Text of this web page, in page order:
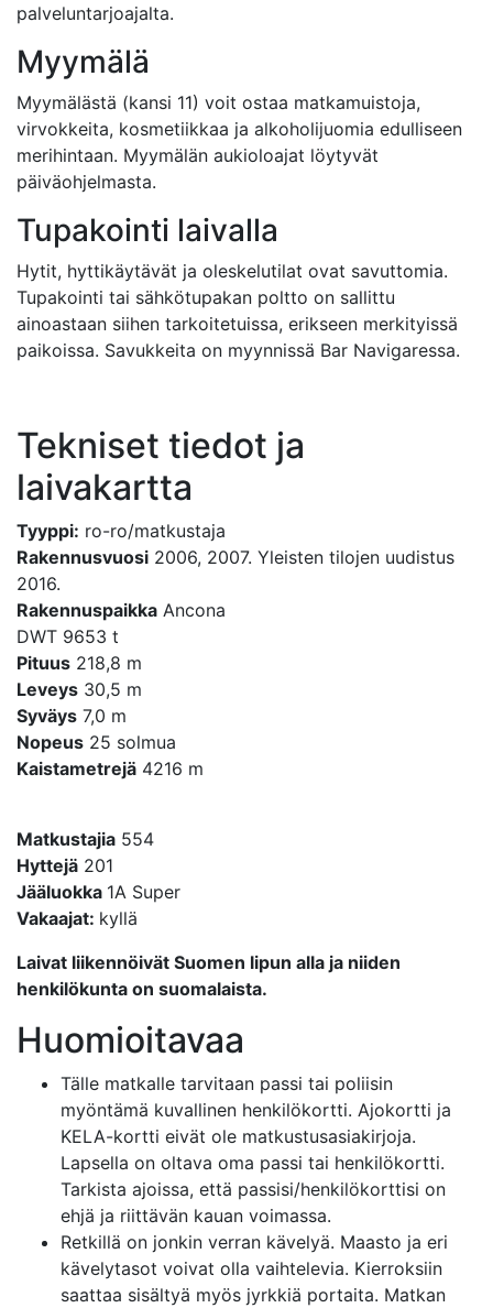
palveluntarjoajalta.
Myymälä
Myymälästä (kansi 11) voit ostaa matkamuistoja,
virvokkeita, kosmetiikkaa ja alkoholijuomia edulliseen
merihintaan. Myymälän aukioloajat löytyvät
päiväohjelmasta.
Tupakointi laivalla
Hytit, hyttikäytävät ja oleskelutilat ovat savuttomia.
Tupakointi tai sähkötupakan poltto on sallittu
ainoastaan siihen tarkoitetuissa, erikseen merkityissä
paikoissa. Savukkeita on myynnissä Bar Navigaressa.
Tekniset tiedot ja
laivakartta
Tyyppi: ro-ro/matkustaja
Rakennusvuosi 2006, 2007. Yleisten tilojen uudistus
2016.
Rakennuspaikka Ancona
DWT 9653 t
Pituus 218,8 m
Leveys 30,5 m
Syväys 7,0 m
Nopeus 25 solmua
Kaistametrejä 4216 m
Matkustajia 554
Hyttejä 201
Jääluokka 1A Super
Vakaajat: kyllä
Laivat liikennöivät Suomen lipun alla ja niiden
henkilökunta on suomalaista.
Huomioitavaa
Tälle matkalle tarvitaan passi tai poliisin
myöntämä kuvallinen henkilökortti. Ajokortti ja
KELA-kortti eivät ole matkustusasiakirjoja.
Lapsella on oltava oma passi tai henkilökortti.
Tarkista ajoissa, että passisi/henkilökorttisi on
ehjä ja riittävän kauan voimassa.
Retkillä on jonkin verran kävelyä. Maasto ja eri
kävelytasot voivat olla vaihtelevia. Kierroksiin
saattaa sisältyä myös jyrkkiä portaita. Matkan